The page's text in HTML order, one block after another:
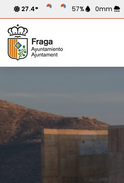
27.4° 0mm
57%